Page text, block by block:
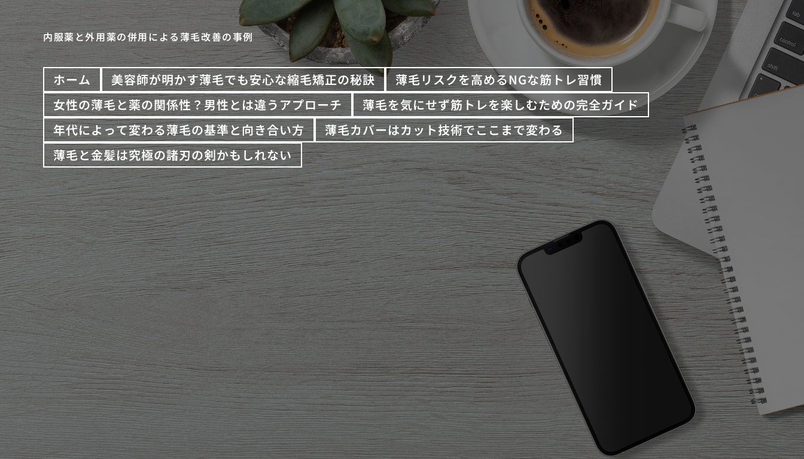
内服薬と外用薬の併用による薄毛改善の事例
ホーム 美容師が明かす薄毛でも安心な縮毛矯正の秘訣
薄毛リスクを高めるNGな筋トレ習慣
女性の薄毛と薬の関係性？男性とは違うアプローチ
薄毛を気にせず筋トレを楽しむための完全ガイド
年代によって変わる薄毛の基準と向き合い方
薄毛カバーはカット技術でここまで変わる
薄毛と金髪は究極の諸刃の剣かもしれない